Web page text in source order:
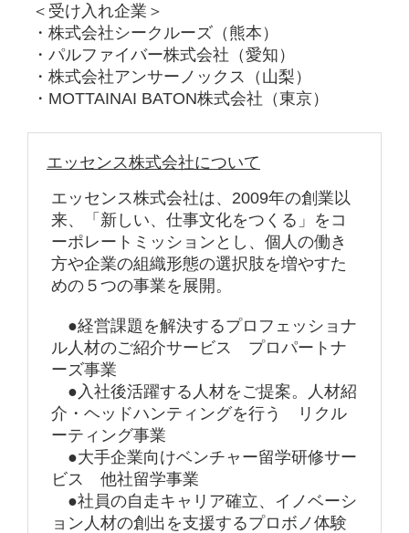
＜受け入れ企業＞
・株式会社シークルーズ（熊本）
・パルファイバー株式会社（愛知）
・株式会社アンサーノックス（山梨）
・MOTTAINAI BATON株式会社（東京）
エッセンス株式会社について
エッセンス株式会社は、2009年の創業以
来、「新しい、仕事文化をつくる」をコ
ーポレートミッションとし、個人の働き
方や企業の組織形態の選択肢を増やすた
めの５つの事業を展開。
●経営課題を解決するプロフェッショナ
ル人材のご紹介サービス プロパートナ
ーズ事業
●入社後活躍する人材をご提案。人材紹
介・ヘッドハンティングを行う リクル
ーティング事業
●大手企業向けベンチャー留学研修サー
ビス 他社留学事業
●社員の自走キャリア確立、イノベーシ
ョン人材の創出を支援するプロボノ体験